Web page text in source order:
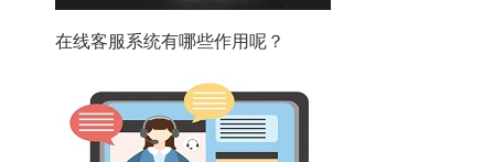
在线客服系统有哪些作用呢？